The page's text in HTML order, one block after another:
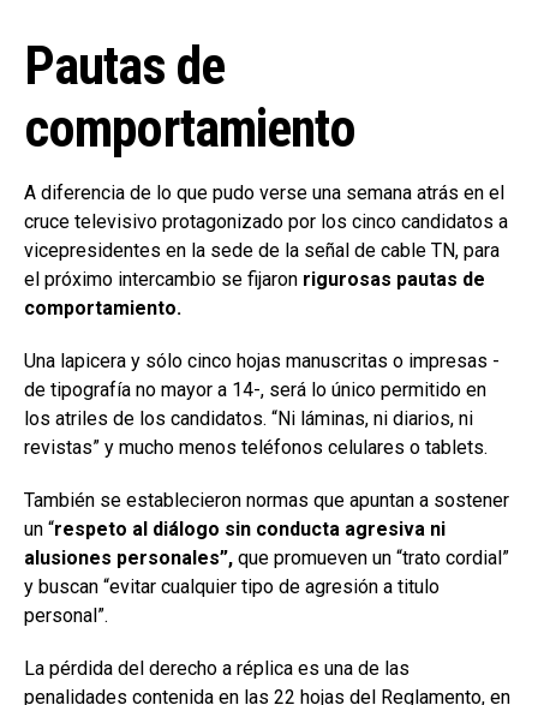
Pautas de
comportamiento
A diferencia de lo que pudo verse una semana atrás en el
cruce televisivo protagonizado por los cinco candidatos a
vicepresidentes en la sede de la señal de cable TN, para
el próximo intercambio se fijaron rigurosas pautas de
comportamiento.
Una lapicera y sólo cinco hojas manuscritas o impresas -
de tipografía no mayor a 14-, será lo único permitido en
los atriles de los candidatos. “Ni láminas, ni diarios, ni
revistas” y mucho menos teléfonos celulares o tablets.
También se establecieron normas que apuntan a sostener
un “respeto al diálogo sin conducta agresiva ni
alusiones personales”, que promueven un “trato cordial”
y buscan “evitar cualquier tipo de agresión a titulo
personal”.
La pérdida del derecho a réplica es una de las
penalidades contenida en las 22 hojas del Reglamento, en